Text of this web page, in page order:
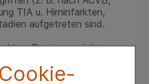
TIA u. Hirninfarkten,
aufgetreten sind.
Dosierung nicht